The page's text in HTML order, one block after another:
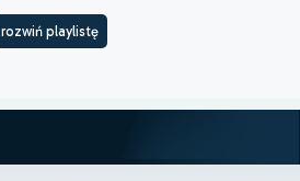
rozwiń playlistę